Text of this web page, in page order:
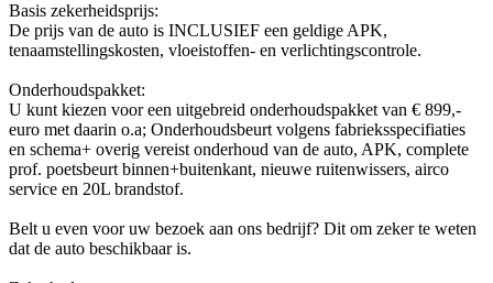
Basis zekerheidsprijs:
De prijs van de auto is INCLUSIEF een geldige APK,
tenaamstellingskosten, vloeistoffen- en verlichtingscontrole.
Onderhoudspakket:
U kunt kiezen voor een uitgebreid onderhoudspakket van € 899,-
euro met daarin o.a; Onderhoudsbeurt volgens fabrieksspecifiaties
en schema+ overig vereist onderhoud van de auto, APK, complete
prof. poetsbeurt binnen+buitenkant, nieuwe ruitenwissers, airco
service en 20L brandstof.
Belt u even voor uw bezoek aan ons bedrijf? Dit om zeker te weten
dat de auto beschikbaar is.